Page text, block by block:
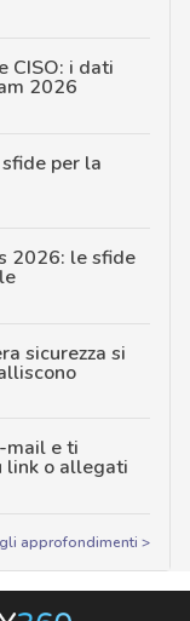
CISO: i dati
2026
per la
2026: le sfide
sicurezza si
mail e ti
link o allegati
approfondimenti >